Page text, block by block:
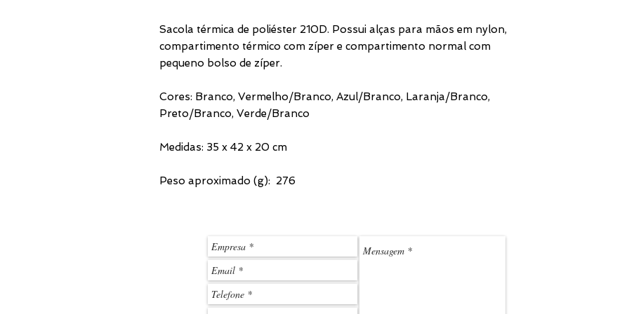
Sacola térmica de poliéster 210D. Possui alças para mãos em nylon,
compartimento térmico com zíper e compartimento normal com
pequeno bolso de zíper.
Cores: Branco, Vermelho/Branco, Azul/Branco, Laranja/Branco,
Preto/Branco, Verde/Branco
Medidas: 35 x 42 x 20 cm
Peso aproximado (g): 276